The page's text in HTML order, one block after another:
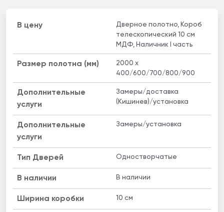
В цену
Дверное полотно, Короб
телескопический 10 см
МДФ, Наличник I часть
Размер полотна (мм)
2000 x
400/600/700/800/900
Дополнительные
услуги
Замеры/доставка
(Кишинев)/установка
Дополнительные
услуги
Замеры/установка
Тип Дверей Одностворчатые
B наличии В наличии
Ширина коробки 10 см